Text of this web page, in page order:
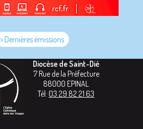
> Dernières émissions
Diocèse de Saint-Dié
7 Rue de la Préfecture
88000 EPINAL
Tél: 03 29 82 21 63